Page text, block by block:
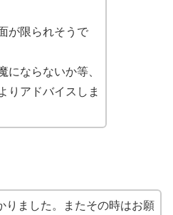
が限られそうで
にならないか等、
りアドバイスしま
りました。またその時はお願